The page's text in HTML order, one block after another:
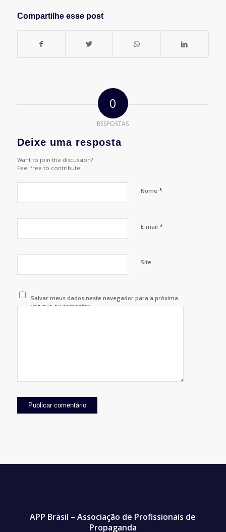
Compartilhe esse post
0
RESPOSTAS
Deixe uma resposta
Want to join the discussion?
Feel free to contribute!
Nome *
E-mail *
Site
Salvar meus dados neste navegador para a próxima
vez que eu comentar.
APP Brasil – Associação de Profissionais de
Propaganda